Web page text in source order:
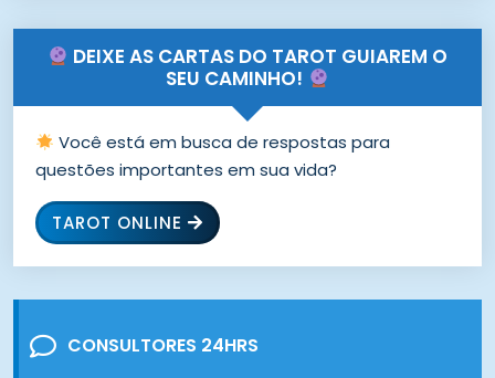
DEIXE AS CARTAS DO TAROT GUIAREM O
SEU CAMINHO!
Você está em busca de respostas para
questões importantes em sua vida?
TAROT ONLINE
CONSULTORES 24HRS